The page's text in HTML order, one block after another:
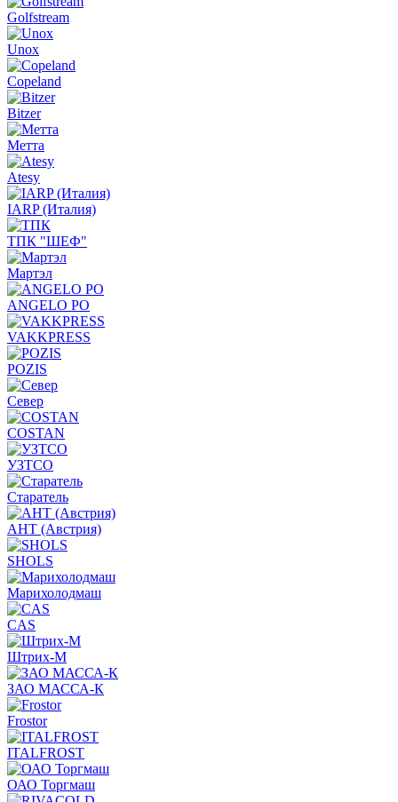
Golfstream
Unox
Copeland
Bitzer
Метта
Atesy
IARP (Италия)
ТПК "ШЕФ"
Мартэл
ANGELO PO
VAKKPRESS
POZIS
Север
COSTAN
УЗТСО
Старатель
АНТ (Австрия)
SHOLS
Марихолодмаш
CAS
Штрих-М
ЗАО МАССА-К
Frostor
ITALFROST
ОАО Торгмаш